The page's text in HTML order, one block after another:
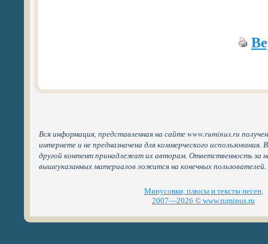
Вся информация, представленная на сайте www.ruminus.ru
интернете и не предназначена для коммерческого
другой контент принадлежат их авторам. Ответственность за
вышеуказанных материалов ложится на конечных пользователей.
Минусовки, плюсы и тексты песен,
2007—2026 © www.ruminus.ru